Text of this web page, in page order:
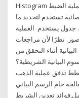
Histogram تأثير عملية الضبط Shewhart) أو المخططات المتعلقة
تستخدم لتحديد ما
جدول يستخدم العملية
نظرًا لأن مراجعات
أثناء التحقق من
البيانية الشريطية؟
تدفق عملية الذهب
خام الرسم البياني